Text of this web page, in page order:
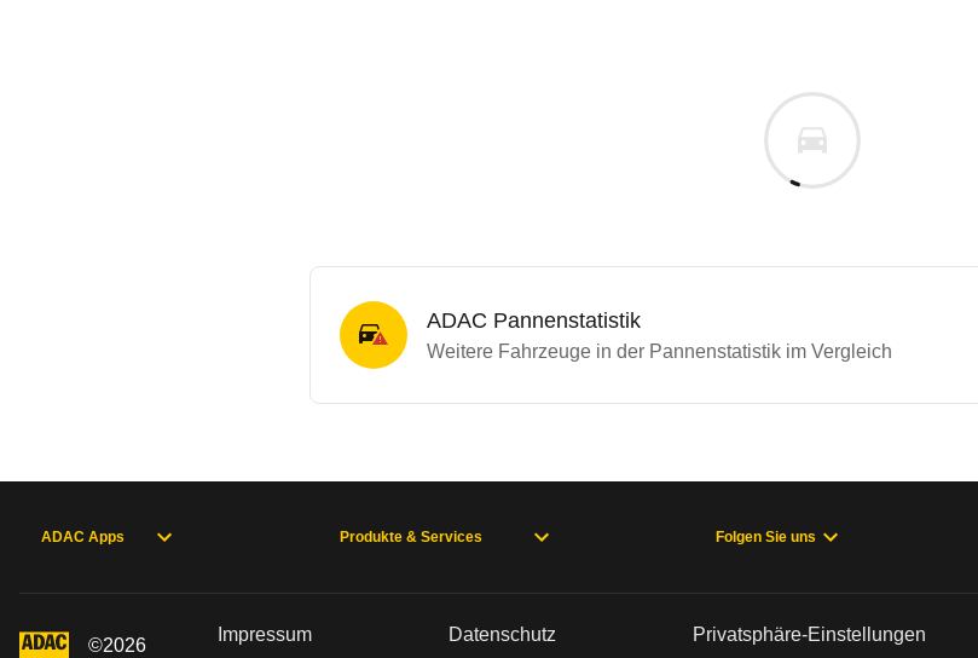
ADAC Pannenstatistik
Weitere Fahrzeuge in der Pannenstatistik im Vergleich
ADAC Apps Produkte & Services Folgen Sie uns
©2026
Impressum Datenschutz Privatsphäre-Einstellungen